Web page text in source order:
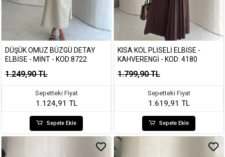
DÜŞÜK OMUZ BÜZGÜ DETAY
ELBISE - MINT - KOD:8722
1.249,90 TL
Sepetteki Fiyat
1.124,91 TL
Sepete Ekle
KISA KOL PLISELI ELBISE -
KAHVERENGI - KOD: 4180
1.799,90 TL
Sepetteki Fiyat
1.619,91 TL
Sepete Ekle